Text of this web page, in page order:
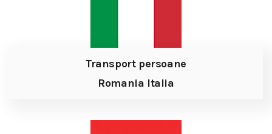
Transport persoane
Romania Italia